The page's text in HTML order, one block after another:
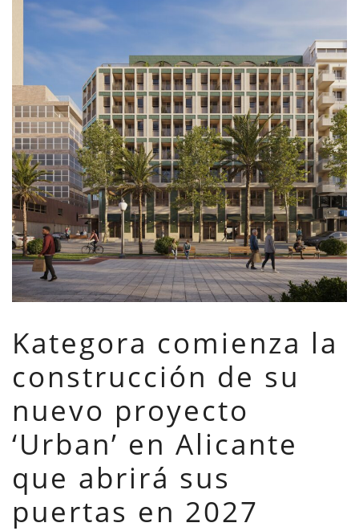
Kategora comienza la
construcción de su
nuevo proyecto
‘Urban’ en Alicante
que abrirá sus
puertas en 2027